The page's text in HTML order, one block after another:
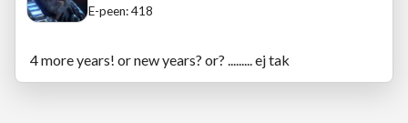
E-peen: 418
4 more years! or new years? or? ......... ej tak